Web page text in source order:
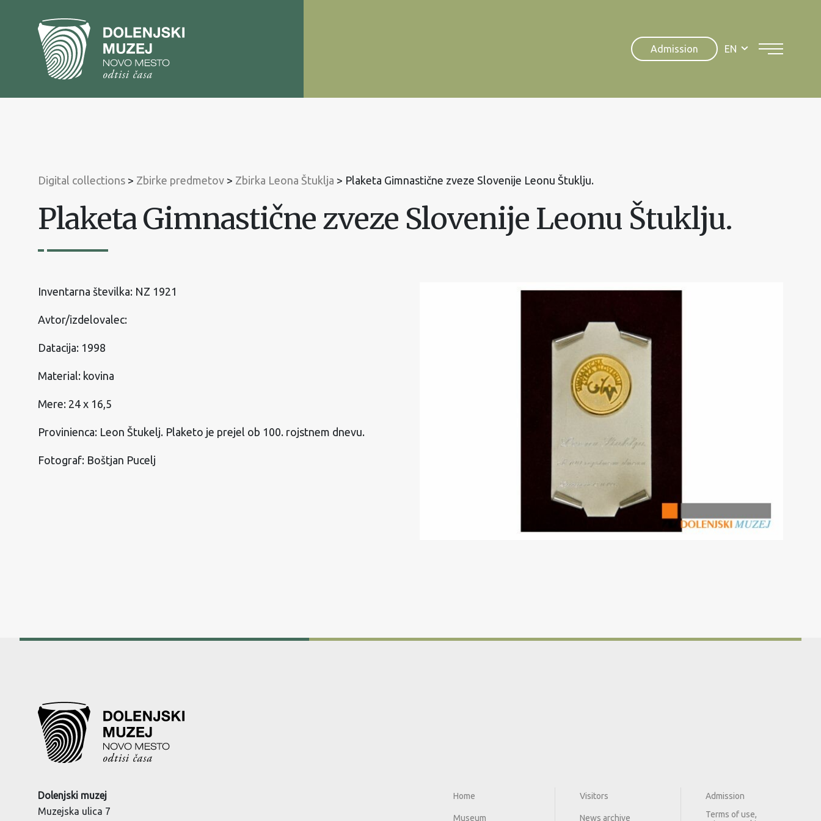
To
Admission EN
Digital collections > Zbirke predmetov > Zbirka Leona Štuklja > Plaketa Gimnastične zveze Slovenije Leonu Štuklju.
Plaketa Gimnastične zveze Slovenije Leonu Štuklju.
Inventarna številka: NZ 1921
Avtor/izdelovalec:
Datacija: 1998
Material: kovina
Mere: 24 x 16,5
Provinienca: Leon Štukelj. Plaketo je prejel ob 100. rojstnem dnevu.
Fotograf: Boštjan Pucelj
Dolenjski muzej
Muzejska ulica 7
Home
Museum
Visitors
News archive
Admission
Terms of use,